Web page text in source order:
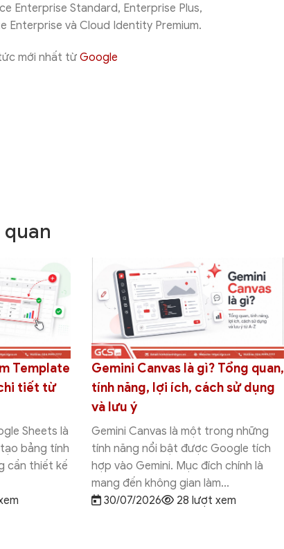
Enterprise Standard, Enterprise Plus,
Enterprise và Cloud Identity Premium.
mới nhất từ Google
quan
Template
tiết từ
Sheets là
bảng tính
cần thiết kế
Gemini Canvas là gì? Tổng quan,
tính năng, lợi ích, cách sử dụng
và lưu ý
Gemini Canvas là một trong những
tính năng nổi bật được Google tích
hợp vào Gemini. Mục đích chính là
mang đến không gian làm...
30/07/2026
28 lượt xem